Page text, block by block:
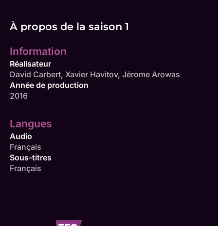
À propos de la saison 1
Information
Réalisateur
David Carbert, Xavier Havitov, Jérome Arowas
Année de production
2016
Langues
Audio
Français
Sous-titres
Français